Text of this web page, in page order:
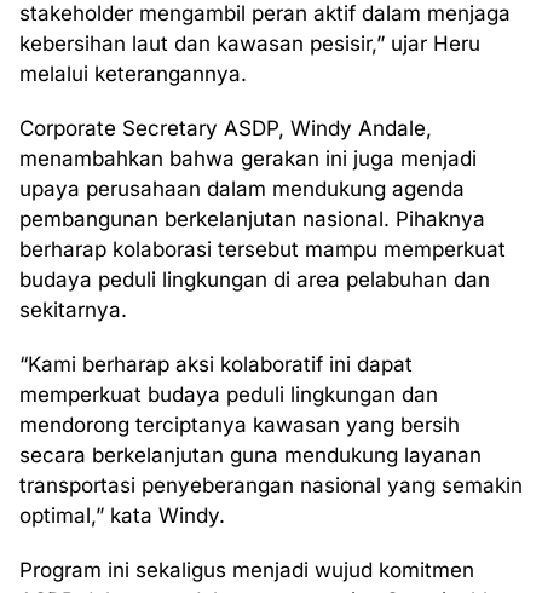
stakeholder mengambil peran aktif dalam menjaga
kebersihan laut dan kawasan pesisir,” ujar Heru
melalui keterangannya.
Corporate Secretary ASDP, Windy Andale,
menambahkan bahwa gerakan ini juga menjadi
upaya perusahaan dalam mendukung agenda
pembangunan berkelanjutan nasional. Pihaknya
berharap kolaborasi tersebut mampu memperkuat
budaya peduli lingkungan di area pelabuhan dan
sekitarnya.
“Kami berharap aksi kolaboratif ini dapat
memperkuat budaya peduli lingkungan dan
mendorong terciptanya kawasan yang bersih
secara berkelanjutan guna mendukung layanan
transportasi penyeberangan nasional yang semakin
optimal,” kata Windy.
Program ini sekaligus menjadi wujud komitmen